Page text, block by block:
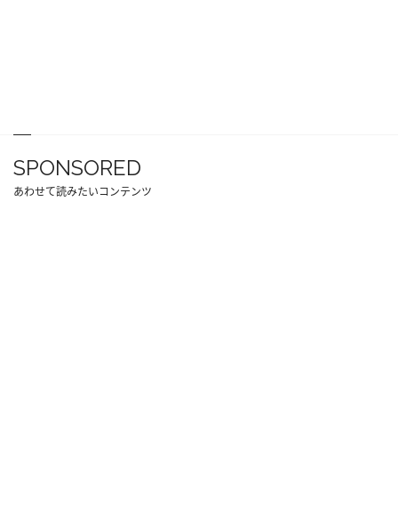
SPONSORED
あわせて読みたいコンテンツ